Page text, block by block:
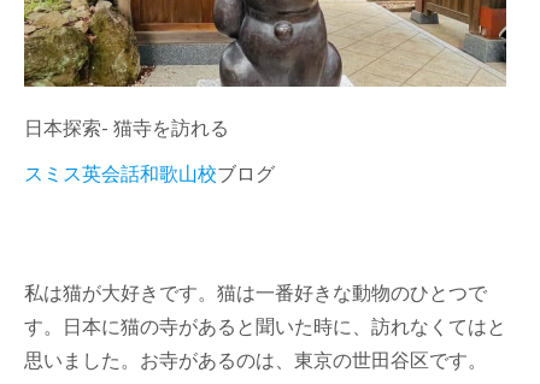
日本探索- 猫寺を訪れる
スミス英会話和歌山校ブログ
私は猫が大好きです。猫は一番好きな動物のひとつで
す。日本に猫の寺があると聞いた時に、訪れなくてはと
思いました。お寺があるのは、東京の世田谷区です。